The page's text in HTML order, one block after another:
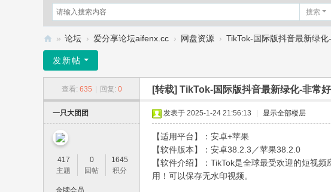
搜索
分
坛
» 论坛 › 爱分享论坛aifenx.cc › 网盘资源 › TikTok-国际版抖音最新绿化
发新帖
查看: 635 回复: 0 [转载] TikTok-国际版抖音最新绿化-非常好
一只大团团
417
主题
0
回帖
1645
积分
金牌会员
发表于 2025-1-24 21:56:13 显示全部楼层
【适用平台】：安卓+苹果
【软件版本】：安卓38.2.3／苹果38.2.0
【软件介绍】：TikTok是全球最受欢迎的短视
用！可以保存无水印视频。